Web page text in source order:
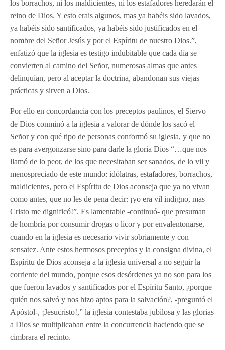
los borrachos, ni los maldicientes, ni los estafadores heredarán el
reino de Dios. Y esto erais algunos, mas ya habéis sido lavados,
ya habéis sido santificados, ya habéis sido justificados en el
nombre del Señor Jesús y por el Espíritu de nuestro Dios.”,
enfatizó que la iglesia es testigo indubitable que cada día se
convierten al camino del Señor, numerosas almas que antes
delinquían, pero al aceptar la doctrina, abandonan sus viejas
prácticas y sirven a Dios.
Por ello en concordancia con los preceptos paulinos, el Siervo
de Dios conminó a la iglesia a valorar de dónde los sacó el
Señor y con qué tipo de personas conformó su iglesia, y que no
es para avergonzarse sino para darle la gloria Dios “…que nos
llamó de lo peor, de los que necesitaban ser sanados, de lo vil y
menospreciado de este mundo: idólatras, estafadores, borrachos,
maldicientes, pero el Espíritu de Dios aconseja que ya no vivan
como antes, que no les de pena decir: ¡yo era vil indigno, mas
Cristo me dignificó!”. Es lamentable -continuó- que presuman
de hombría por consumir drogas o licor y por envalentonarse,
cuando en la iglesia es necesario vivir sobriamente y con
sensatez. Ante estos hermosos preceptos y la consigna divina, el
Espíritu de Dios aconseja a la iglesia universal a no seguir la
corriente del mundo, porque esos desórdenes ya no son para los
que fueron lavados y santificados por el Espíritu Santo, ¿porque
quién nos salvó y nos hizo aptos para la salvación?, -preguntó el
Apóstol-, ¡Jesucristo!,” la iglesia contestaba jubilosa y las glorias
a Dios se multiplicaban entre la concurrencia haciendo que se
cimbrara el recinto.